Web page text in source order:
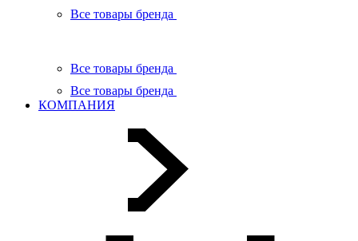
Все товары бренда
Все товары бренда
Все товары бренда
КОМПАНИЯ